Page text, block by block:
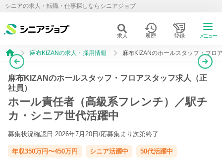
シニアの求人・転職・仕事探しならシニアジョブ
求人 履歴 登録 メニュー
麻布KIZANの求人・採用情報 麻布KIZANのホールスタッフ・フロ
麻布KIZANのホールスタッフ・フロアスタッフ求人（正
社員）
ホール責任者（高級系フレンチ）／駅チ
カ・シニア世代活躍中
募集状況確認日:2026年7月20日/応募集まり次第終了
年収350万円〜450万円 シニア活躍中 50代活躍中